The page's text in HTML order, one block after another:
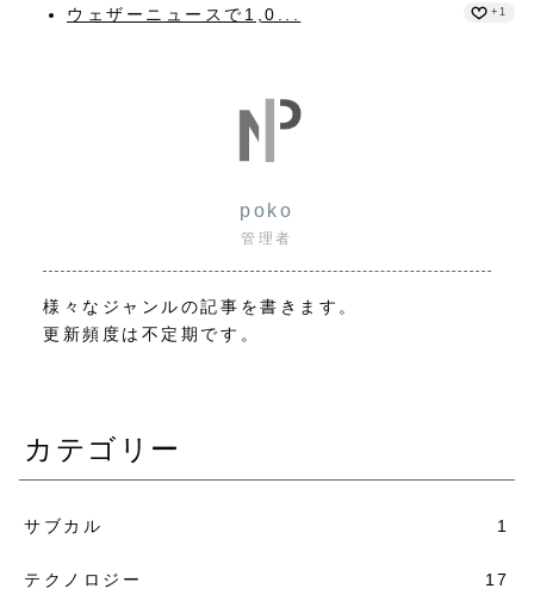
ウェザーニュースで1,0... +1
poko
管理者
様々なジャンルの記事を書きます。
更新頻度は不定期です。
カテゴリー
サブカル 1
テクノロジー 17